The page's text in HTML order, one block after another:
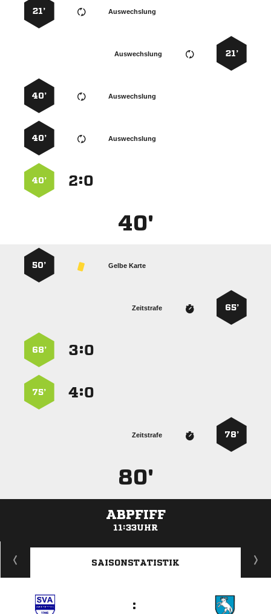
Auswechslung
21’
21’
Auswechslung
Auswechslung
40’
Auswechslung
40’
:
40’
40'
Gelbe Karte
50’
65’
Zeitstrafe
:
68’
:
75’
78’
Zeitstrafe
80'
ABPFIFF
11:33UHR
ANZEIGE
SAISONSTATISTIK
: